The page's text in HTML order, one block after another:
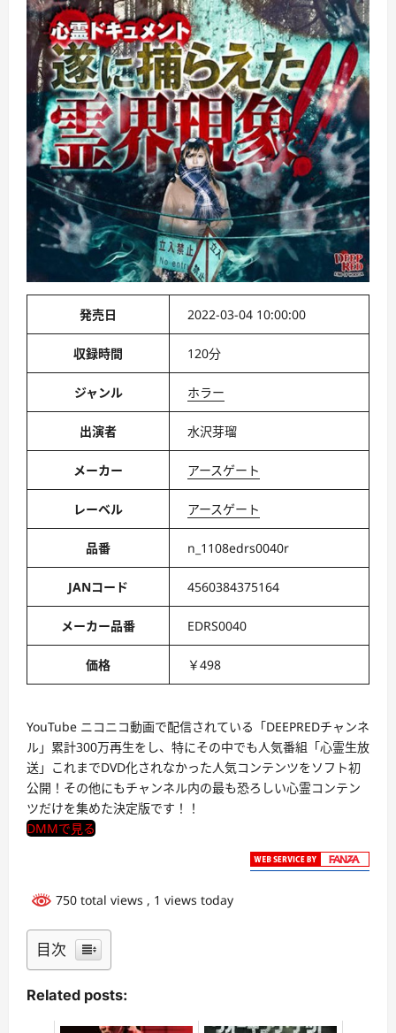
発売日 2022-03-04 10:00:00
収録時間 120分
ジャンル ホラー
出演者 水沢芽瑠
メーカー アースゲート
レーベル アースゲート
品番 n_1108edrs0040r
JANコード 4560384375164
メーカー品番 EDRS0040
価格 ￥498
YouTube ニコニコ動画で配信されている「DEEPREDチャンネ
ル」累計300万再生をし、特にその中でも人気番組「心霊生放
送」これまでDVD化されなかった人気コンテンツをソフト初
公開！その他にもチャンネル内の最も恐ろしい心霊コンテン
ツだけを集めた決定版です！！
DMMで見る
750 total views , 1 views today
目次
Related posts: